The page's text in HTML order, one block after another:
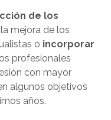
de los
mejora de los
o incorporar
profesionales
con mayor
algunos objetivos
años.